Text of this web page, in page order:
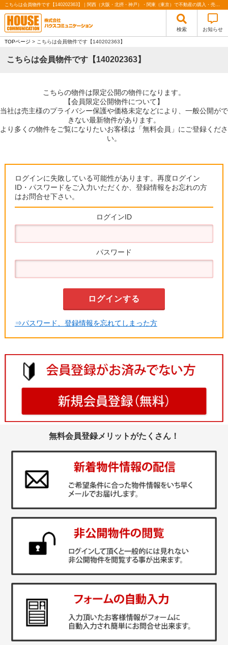
こちらは会員物件です【140202363】｜関西（大阪・北摂・神戸）・関東（東京）で不動産の購入・売却、注文住宅、リノベーションの事なら株式会社ハウスコミュニケーション
検索 お知らせ
TOPページ > こちらは会員物件です【140202363】
こちらは会員物件です【140202363】
こちらの物件は限定公開の物件になります。
【会員限定公開物件について】
当社は売主様のプライバシー保護や価格未定などにより、一般公開がで
きない最新物件があります。
より多くの物件をご覧になりたいお客様は「無料会員」にご登録くださ
い。
ログインに失敗している可能性があります。再度ログイン
ID・パスワードをご入力いただくか、登録情報をお忘れの方
はお問合せ下さい。
ログインID
パスワード
⇒パスワード、登録情報を忘れてしまった方
無料会員登録メリットがたくさん！